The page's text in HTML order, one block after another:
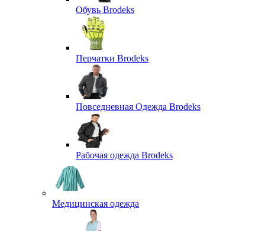
Обувь Brodeks
Перчатки Brodeks
Повседневная Одежда Brodeks
Рабочая одежда Brodeks
Медицинская одежда